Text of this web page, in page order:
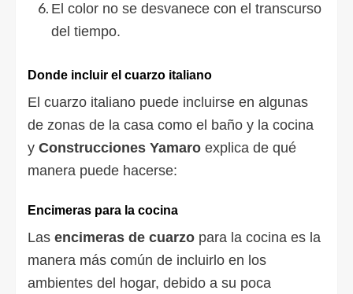
El color no se desvanece con el transcurso
del tiempo.
Donde incluir el cuarzo italiano
El cuarzo italiano puede incluirse en algunas
de zonas de la casa como el baño y la cocina
y Construcciones Yamaro explica de qué
manera puede hacerse:
Encimeras para la cocina
Las encimeras de cuarzo para la cocina es la
manera más común de incluirlo en los
ambientes del hogar, debido a su poca